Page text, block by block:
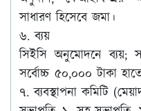
সাধারণ হিসেবে জমা।
৬. ব্যয়
সিইসি অনুমোদনে ব্যয়;
সর্বোচ্চ ৫০,০০০ টাকা
৭. ব্যবস্থাপনা কমিটি